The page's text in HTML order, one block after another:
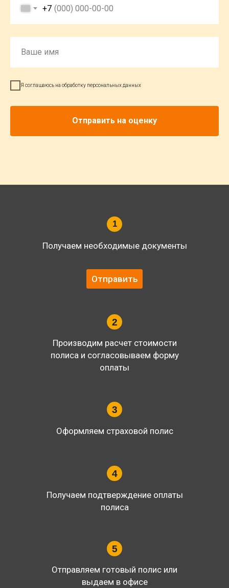
+7
Я соглашаюсь на обработку персональных данных
Отправить на оценку
Получаем необходимые документы
Производим расчет стоимости
полиса и согласовываем форму
оплаты
Отправить
Оформляем страховой полис
Получаем подтверждение оплаты
полиса
3
2
1
4
Отправляем готовый полис или
выдаем в офисе
5